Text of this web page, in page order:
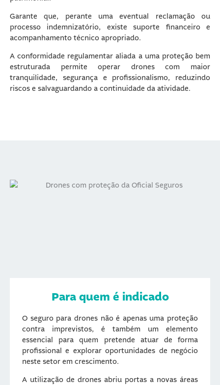
Garante que, perante uma eventual reclamação ou
processo indemnizatório, existe suporte financeiro e
acompanhamento técnico apropriado.
A conformidade regulamentar aliada a uma proteção bem
estruturada permite operar drones com maior
tranquilidade, segurança e profissionalismo, reduzindo
riscos e salvaguardando a continuidade da atividade.
Para quem é indicado
O seguro para drones não é apenas uma proteção
contra imprevistos, é também um elemento
essencial para quem pretende atuar de forma
profissional e explorar oportunidades de negócio
neste setor em crescimento.
A utilização de drones abriu portas a novas áreas